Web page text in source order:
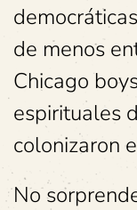
de menos
Chicago
espirituales
colonizaron
No